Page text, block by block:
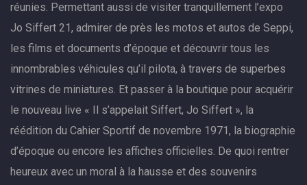
réunies. Permettant aussi de visiter tranquillement l’expo
Jo Siffert 21, admirer de près les motos et autos de Seppi,
les films et documents d’époque et découvrir tous les
innombrables véhicules qu’il pilota, à travers de superbes
vitrines de miniatures. Et passer à la boutique pour acquérir
le nouveau live « Il s’appelait Siffert, Jo Siffert », la
réédition du Cahier Sportif de novembre 1971, la biographie
d’époque ou encore les affiches officielles. De quoi rentrer
heureux avec un moral à la hausse et des souvenirs